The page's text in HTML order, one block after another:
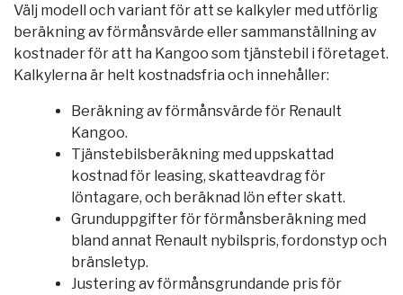
Välj modell och variant för att se kalkyler med utförlig
beräkning av förmånsvärde eller sammanställning av
kostnader för att ha Kangoo som tjänstebil i företaget.
Kalkylerna är helt kostnadsfria och innehåller:
Beräkning av förmånsvärde för Renault
Kangoo.
Tjänstebilsberäkning med uppskattad
kostnad för leasing, skatteavdrag för
löntagare, och beräknad lön efter skatt.
Grunduppgifter för förmånsberäkning med
bland annat Renault nybilspris, fordonstyp och
bränsletyp.
Justering av förmånsgrundande pris för